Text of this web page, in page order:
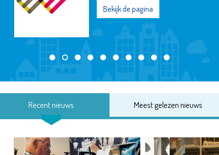
Bekijk de pagina
Recent nieuws Meest gelezen nieuws